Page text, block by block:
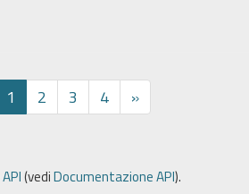
1 2 3 4 »
API(vediDocumentazione API).